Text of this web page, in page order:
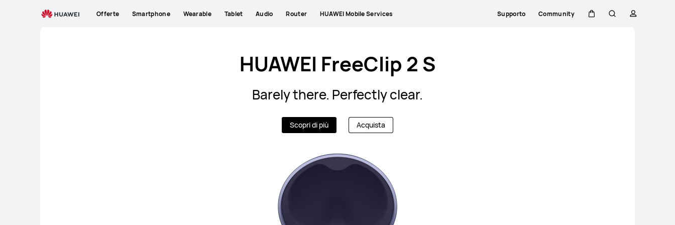
Offerte Smartphone Wearable Tablet Audio Router HUAWEI Mobile Services Supporto Community
HUAWEI FreeClip 2 S
Barely there. Perfectly clear.
Scopri di più Acquista